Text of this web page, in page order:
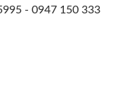
- 0947 150 333